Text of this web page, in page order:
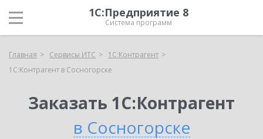
1С:Предприятие 8
Система программ
Главная Сервисы ИТС
1С:Контрагент
1С:Контрагент в Сосногорске
Заказать 1С:Контрагент
в Сосногорске